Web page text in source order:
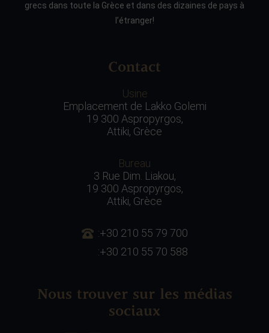
grecs dans toute la Grèce et dans des dizaines de pays à
l’étranger!
Contact
Usine
Emplacement de Lakko Golemi
19 300 Aspropyrgos,
Attiki, Grèce
Bureau
3 Rue Dim. Liakou,
19 300 Aspropyrgos,
Attiki, Grèce
:+30 210 55 79 700
:+30 210 55 70 588
Nous trouver sur les médias
sociaux